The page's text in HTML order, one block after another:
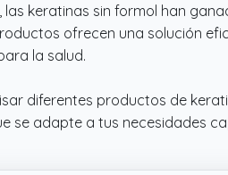
las keratinas sin formol han
ofrecen una solución
la salud.
diferentes productos de
se adapte a tus necesidades